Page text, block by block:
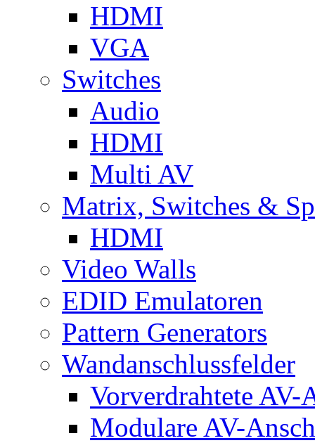
HDMI
VGA
Switches
Audio
HDMI
Multi AV
Matrix, Switches &
HDMI
Video Walls
EDID Emulatoren
Pattern Generators
Wandanschlussfelder
Vorverdrahtete AV-
Modulare AV-